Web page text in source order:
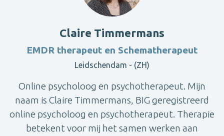
Claire Timmermans
EMDR therapeut en Schematherapeut
Leidschendam - (ZH)
Online psycholoog en psychotherapeut. Mijn
naam is Claire Timmermans, BIG geregistreerd
online psycholoog en psychotherapeut. Therapie
betekent voor mij het samen werken aan